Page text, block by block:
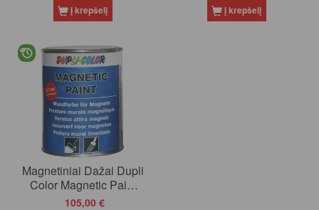
Į krepšelį Į krepšelį
Magnetiniai Dažai Dupli
Color Magnetic Paint
2,5l
105,00 €